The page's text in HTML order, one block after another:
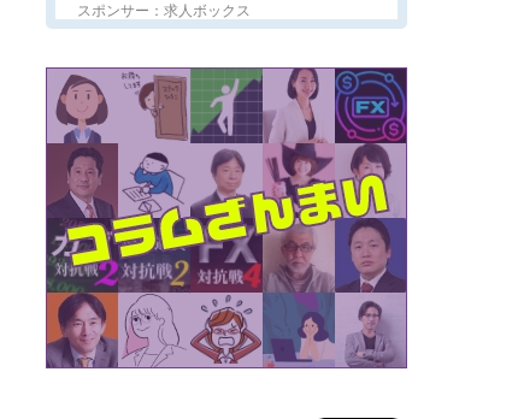
スポンサー：求人ボックス